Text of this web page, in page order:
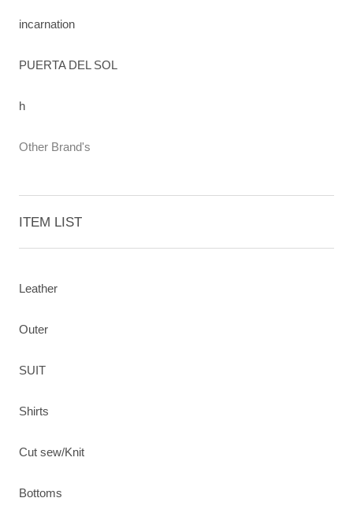
incarnation
PUERTA DEL SOL
h
Other Brand's
ITEM LIST
Leather
Outer
SUIT
Shirts
Cut sew/Knit
Bottoms